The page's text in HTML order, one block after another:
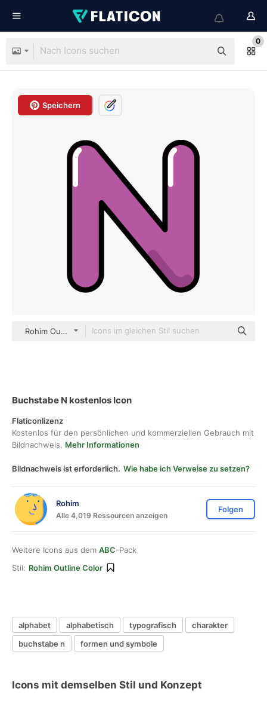
0
Speichern
Rohim Outline Color
Buchstabe N kostenlos Icon
Flaticonlizenz
Kostenlos für den persönlichen und kommerziellen Gebrauch mit
Bildnachweis. Mehr Informationen
Bildnachweis ist erforderlich. Wie habe ich Verweise zu setzen?
Rohim
Alle 4,019 Ressourcen anzeigen
Folgen
Weitere Icons aus dem ABC-Pack
Stil: Rohim Outline Color
alphabet alphabetisch typografisch
charakter
buchstabe n
formen und symbole
Icons mit demselben Stil und Konzept